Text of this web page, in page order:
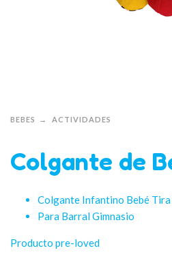
BEBES ACTIVIDADES
Colgante de
Colgante Infantino Bebé Tira
Para Barral Gimnasio
Producto pre-loved